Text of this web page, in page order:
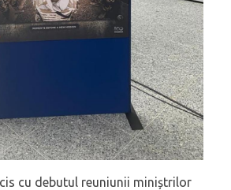
cu debutul reuniunii miniștrilor